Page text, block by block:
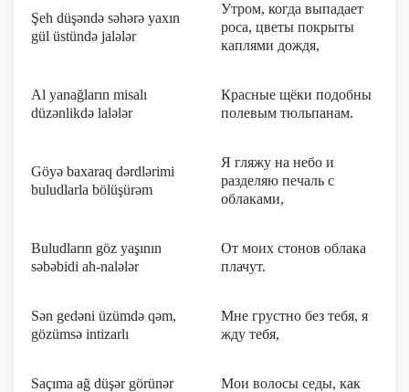
Şeh düşəndə səhərə yaxın
gül üstündə jalələr
Утром, когда выпадает
роса, цветы покрыты
каплями дождя,
Al yanağların misalı
düzənlikdə lalələr
Красные щёки подобны
полевым тюльпанам.
Göyə baxaraq dərdlərimi
buludlarla bölüşürəm
Я гляжу на небо и
разделяю печаль с
облаками,
Buludların göz yaşının
səbəbidi ah-nalələr
От моих стонов облака
плачут.
Sən gedəni üzümdə qəm,
gözümsə intizarlı
Мне грустно без тебя, я
жду тебя,
Saçıma ağ düşər görünər
Мои волосы седы, как